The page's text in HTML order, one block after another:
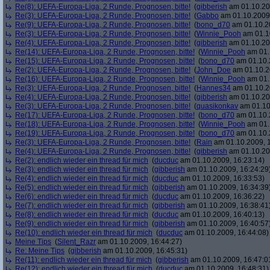
Re(8): UEFA-Europa-Liga, 2 Runde, Prognosen, bitte! (gibberish am
Re(3): UEFA-Europa-Liga, 2 Runde, Prognosen, bitte! (Gabbo am
Re(9): UEFA-Europa-Liga, 2 Runde, Prognosen, bitte! (bono_d70 am
Re(3): UEFA-Europa-Liga, 2 Runde, Prognosen, bitte! (Winnie_Pooh am
Re(4): UEFA-Europa-Liga, 2 Runde, Prognosen, bitte! (gibberish am
Re(14): UEFA-Europa-Liga, 2 Runde, Prognosen, bitte! (Winnie_Pooh am
Re(15): UEFA-Europa-Liga, 2 Runde, Prognosen, bitte! (bono_d70 am
Re(2): UEFA-Europa-Liga, 2 Runde, Prognosen, bitte! (John_Doe am
Re(16): UEFA-Europa-Liga, 2 Runde, Prognosen, bitte! (Winnie_Pooh am
Re(3): UEFA-Europa-Liga, 2 Runde, Prognosen, bitte! (Hannes34 am
Re(4): UEFA-Europa-Liga, 2 Runde, Prognosen, bitte! (gibberish am
Re(3): UEFA-Europa-Liga, 2 Runde, Prognosen, bitte! (quasikonkav am
Re(17): UEFA-Europa-Liga, 2 Runde, Prognosen, bitte! (bono_d70 am
Re(18): UEFA-Europa-Liga, 2 Runde, Prognosen, bitte! (Winnie_Pooh am
Re(19): UEFA-Europa-Liga, 2 Runde, Prognosen, bitte! (bono_d70 am
Re(3): UEFA-Europa-Liga, 2 Runde, Prognosen, bitte! (Rain am 01.10.2009,
Re(4): UEFA-Europa-Liga, 2 Runde, Prognosen, bitte! (gibberish am
Re(2): endlich wieder ein thread für mich (ducduc am 01.10.2009, 16:23:14)
Re(3): endlich wieder ein thread für mich (gibberish am 01.10.2009,
Re(4): endlich wieder ein thread für mich (ducduc am 01.10.2009, 16:33:53)
Re(5): endlich wieder ein thread für mich (gibberish am 01.10.2009,
Re(6): endlich wieder ein thread für mich (ducduc am 01.10.2009, 16:36:22)
Re(7): endlich wieder ein thread für mich (gibberish am 01.10.2009,
Re(8): endlich wieder ein thread für mich (ducduc am 01.10.2009, 16:40:13)
Re(9): endlich wieder ein thread für mich (gibberish am 01.10.2009,
Re(10): endlich wieder ein thread für mich (ducduc am 01.10.2009, 16:44:08)
Meine Tips (Silent_Razr am 01.10.2009, 16:44:27)
Re: Meine Tips (gibberish am 01.10.2009, 16:45:31)
Re(11): endlich wieder ein thread für mich (gibberish am 01.10.2009,